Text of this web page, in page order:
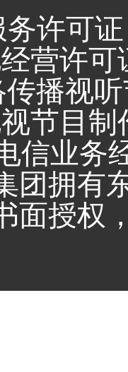
务许可
营许可
播视
节目
信业务
团拥有
面授权